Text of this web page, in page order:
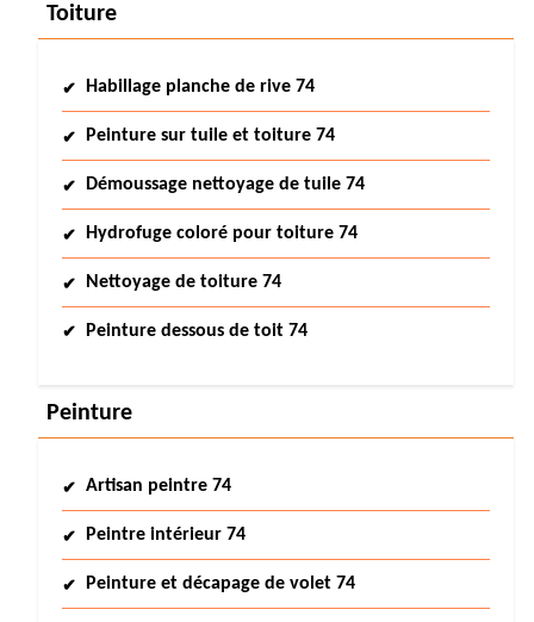
Toiture
Habillage planche de rive 74
Peinture sur tuile et toiture 74
Démoussage nettoyage de tuile 74
Hydrofuge coloré pour toiture 74
Nettoyage de toiture 74
Peinture dessous de toit 74
Peinture
Artisan peintre 74
Peintre intérieur 74
Peinture et décapage de volet 74